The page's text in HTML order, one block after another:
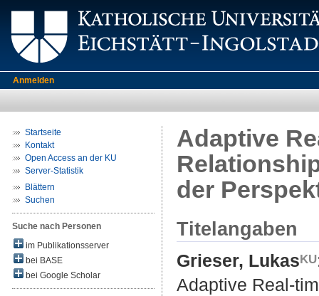
Anmelden
Startseite
Kontakt
Open Access an der KU
Server-Statistik
Blättern
Suchen
Suche nach Personen
im Publikationsserver
bei BASE
bei Google Scholar
Adaptive
der
Titelangaben
Grieser, Lukas
Adaptive Real-